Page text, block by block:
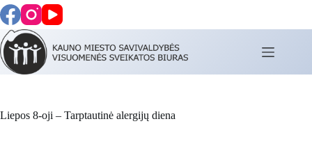
Skip
to
content
Liepos 8-oji – Tarptautinė alergijų diena